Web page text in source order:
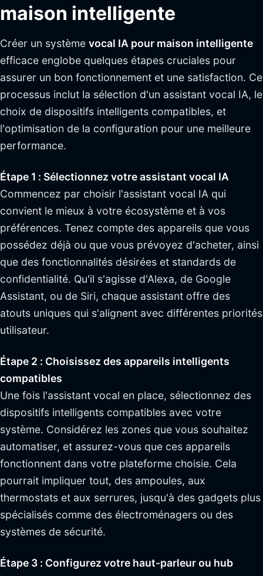
maison intelligente
Créer un système vocal IA pour maison intelligente
efficace englobe quelques étapes cruciales pour
assurer un bon fonctionnement et une satisfaction. Ce
processus inclut la sélection d'un assistant vocal IA, le
choix de dispositifs intelligents compatibles, et
l'optimisation de la configuration pour une meilleure
performance.
Étape 1 : Sélectionnez votre assistant vocal IA
Commencez par choisir l'assistant vocal IA qui
convient le mieux à votre écosystème et à vos
préférences. Tenez compte des appareils que vous
possédez déjà ou que vous prévoyez d'acheter, ainsi
que des fonctionnalités désirées et standards de
confidentialité. Qu'il s'agisse d'Alexa, de Google
Assistant, ou de Siri, chaque assistant offre des
atouts uniques qui s'alignent avec différentes priorités
utilisateur.
Étape 2 : Choisissez des appareils intelligents
compatibles
Une fois l'assistant vocal en place, sélectionnez des
dispositifs intelligents compatibles avec votre
système. Considérez les zones que vous souhaitez
automatiser, et assurez-vous que ces appareils
fonctionnent dans votre plateforme choisie. Cela
pourrait impliquer tout, des ampoules, aux
thermostats et aux serrures, jusqu'à des gadgets plus
spécialisés comme des électroménagers ou des
systèmes de sécurité.
Étape 3 : Configurez votre haut-parleur ou hub